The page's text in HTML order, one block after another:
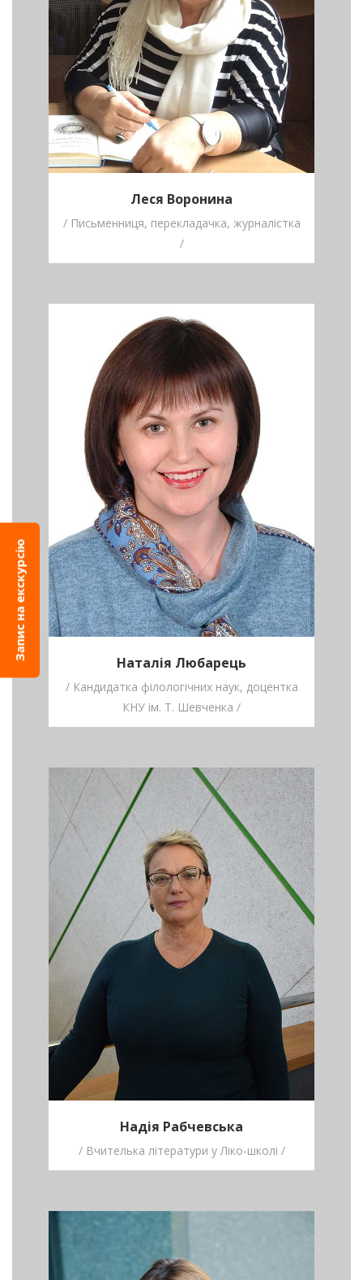
Запис на екскурсію
Леся Воронина
/ Письменниця, перекладачка, журналістка
/
хотілося б прочитати вам самим!
Наталія Любарець
/ Кандидатка філологічних наук, доцентка
КНУ ім. Т. Шевченка /
Наталія
Любарець
/ Кандидатка
філологічних наук,
доцентка КНУ ім. Т.
Шевченка /
Пишіть тут і зараз, а успіх і визнання
вже чекають на вас!
Надія Рабчевська
/ Вчителька літератури у Ліко-школі /
Надія
Рабчевська
/ Вчителька
літератури у Ліко-
школі /
Конкурс письма та читання - унікальна
нагода відкрити в собі нові креативні
сили!
Наталія
Ворожбит